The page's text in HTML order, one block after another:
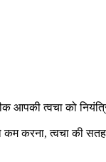
आपकी त्वचा को
कम करना, त्वचा की